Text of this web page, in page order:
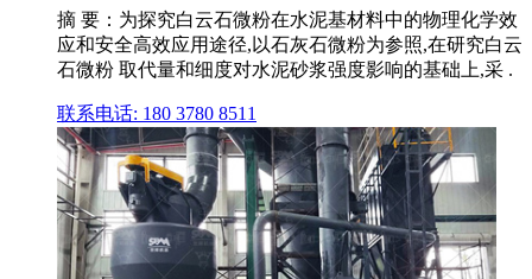
摘 要：为探究白云石微粉在水泥基材料中的物理化学效
应和安全高效应用途径,以石灰石微粉为参照,在研究白云
石微粉 取代量和细度对水泥砂浆强度影响的基础上,采 .
联系电话: 180 3780 8511